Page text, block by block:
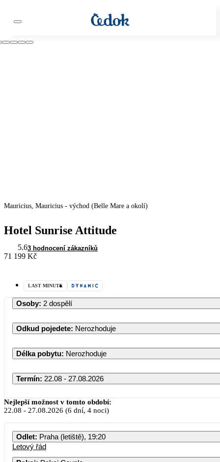
Mauricius, Mauricius - východ (Belle Mare a okolí)
Hotel Sunrise Attitude
5.63 hodnocení zákazníků
71 199 Kč
LAST MINUTE
Osoby: 2 dospělí
Odkud pojedete: Nerozhoduje
Délka pobytu: Nerozhoduje
Termín: 22.08 - 27.08.2026
Srpen 2026
PO ÚT ST ČT PÁ
Nejlepší možnost v tomto období:
22.08 - 27.08.2026 (6 dní, 4 noci)
Odlet: Praha (letiště), 19:20
Letový řád